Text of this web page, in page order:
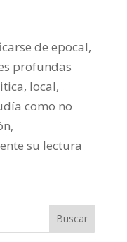
de epocal,
profundas
local,
como no
su lectura
Buscar